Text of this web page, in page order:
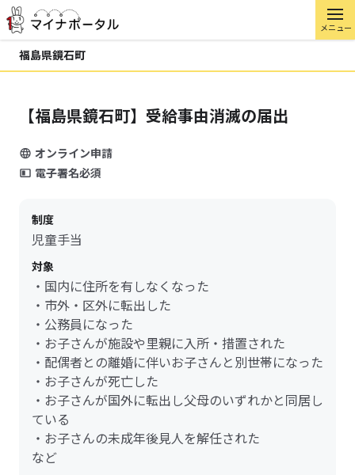
メニュー
福島県鏡石町
【福島県鏡石町】受給事由消滅の届出
オンライン申請
電子署名必須
制度
児童手当
対象
・国内に住所を有しなくなった
・市外・区外に転出した
・公務員になった
・お子さんが施設や里親に入所・措置された
・配偶者との離婚に伴いお子さんと別世帯になった
・お子さんが死亡した
・お子さんが国外に転出し父母のいずれかと同居し
ている
・お子さんの未成年後見人を解任された
など